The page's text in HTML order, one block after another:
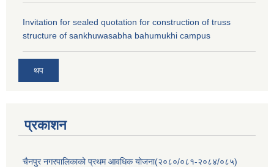
Invitation for sealed quotation for construction of truss
structure of sankhuwasabha bahumukhi campus
थप
प्रकाशन
चैनपुर नगरपालिकाको प्रथम आवधिक योजना(२०८०/०८१-२०८४/०८५)